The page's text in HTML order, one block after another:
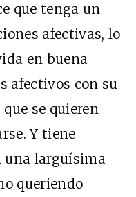
que tenga un
afectivas, lo
en buena
afectivos con su
se quieren
Y tiene
una larguísima
queriendo